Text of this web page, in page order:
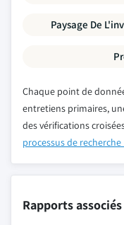
Paysage De
Chaque point de
entretiens primaires,
des vérifications
processus de
Rapports associés